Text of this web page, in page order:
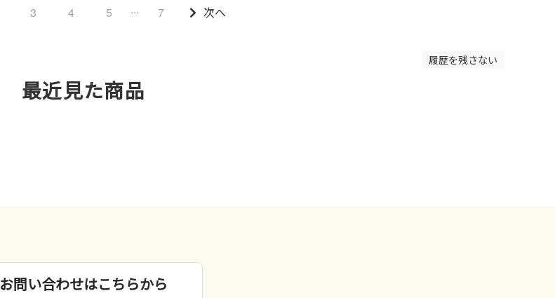
3 4 5 ... 7 次へ
履歴を残さない
最近見た商品
お問い合わせはこちらから